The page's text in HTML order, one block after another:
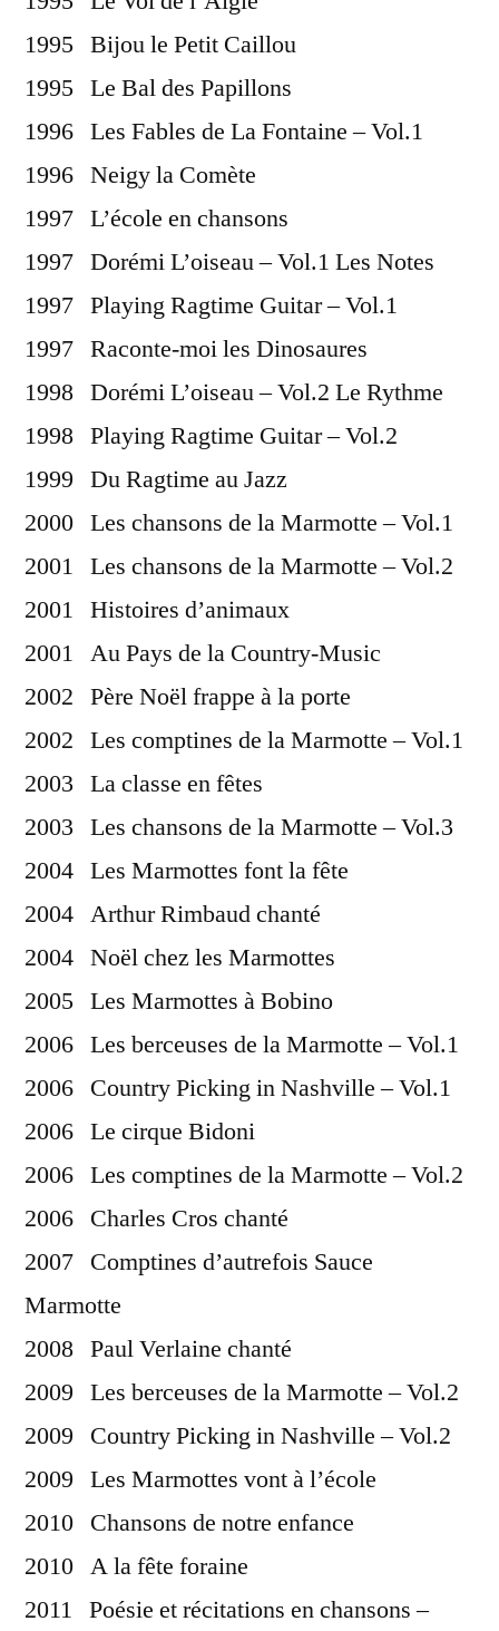
1995 Bijou le Petit Caillou
1995 Le Bal des Papillons
1996 Les Fables de La Fontaine – Vol.1
1996 Neigy la Comète
1997 L’école en chansons
1997 Dorémi L’oiseau – Vol.1 Les Notes
1997 Playing Ragtime Guitar – Vol.1
1997 Raconte-moi les Dinosaures
1998 Dorémi L’oiseau – Vol.2 Le Rythme
1998 Playing Ragtime Guitar – Vol.2
1999 Du Ragtime au Jazz
2000 Les chansons de la Marmotte – Vol.1
2001 Les chansons de la Marmotte – Vol.2
2001 Histoires d’animaux
2001 Au Pays de la Country-Music
2002 Père Noël frappe à la porte
2002 Les comptines de la Marmotte – Vol.1
2003 La classe en fêtes
2003 Les chansons de la Marmotte – Vol.3
2004 Les Marmottes font la fête
2004 Arthur Rimbaud chanté
2004 Noël chez les Marmottes
2005 Les Marmottes à Bobino
2006 Les berceuses de la Marmotte – Vol.1
2006 Country Picking in Nashville – Vol.1
2006 Le cirque Bidoni
2006 Les comptines de la Marmotte – Vol.2
2006 Charles Cros chanté
2007 Comptines d’autrefois Sauce
Marmotte
2008 Paul Verlaine chanté
2009 Les berceuses de la Marmotte – Vol.2
2009 Country Picking in Nashville – Vol.2
2009 Les Marmottes vont à l’école
2010 Chansons de notre enfance
2010 A la fête foraine
2011 Poésie et récitations en chansons –